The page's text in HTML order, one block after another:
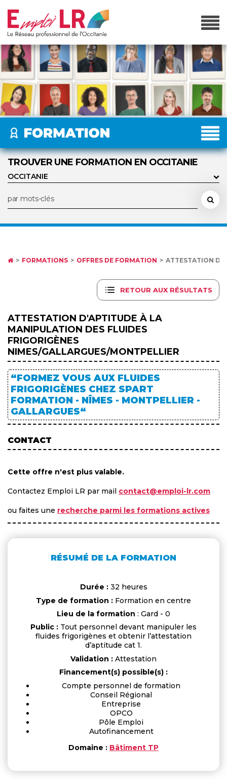
TROUVER UNE FORMATION EN OCCITANIE
FORMATIONS OFFRES DE FORMATION ATTESTATION
RETOUR AUX RÉSULTATS
ATTESTATION D'APTITUDE À LA
MANIPULATION DES FLUIDES
FRIGORIGÈNES
NIMES/GALLARGUES/MONTPELLIER
“FORMEZ VOUS AUX FLUIDES
FRIGORIGÈNES CHEZ SPART
FORMATION - NÎMES - MONTPELLIER -
GALLARGUES“
CONTACT
Cette offre n'est plus valable.
Contactez Emploi LR par mail contact@emploi-lr.com
ou faites une recherche parmi les formations actives
RÉSUMÉ DE LA FORMATION
Durée :32 heures
Type de formation : Formation en centre
Lieu de la formation : Gard - 0
Public : Tout personnel devant manipuler les
fluides frigorigènes et obtenir l’attestation
d’aptitude cat 1.
Validation : Attestation
Financement(s) possible(s) :
Compte personnel de formation
Conseil Régional
Entreprise
OPCO
Pôle Emploi
Autofinancement
Domaine : Bâtiment TP